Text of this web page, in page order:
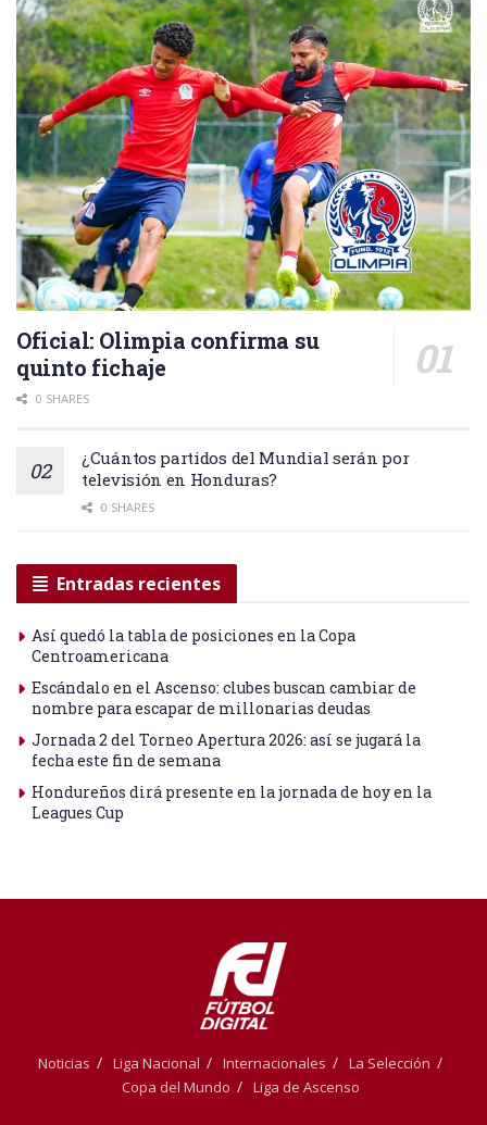
Oficial: Olimpia confirma su
quinto fichaje
0 SHARES
¿Cuántos partidos del Mundial serán por
televisión en Honduras?
0 SHARES
Entradas recientes
Así quedó la tabla de posiciones en la Copa
Centroamericana
Escándalo en el Ascenso: clubes buscan cambiar de
nombre para escapar de millonarias deudas
Jornada 2 del Torneo Apertura 2026: así se jugará la
fecha este fin de semana
Hondureños dirá presente en la jornada de hoy en la
Leagues Cup
Noticias Liga Nacional Internacionales
La Selección
Copa del Mundo
Liga de Ascenso